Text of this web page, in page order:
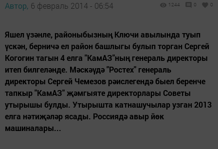
Автор, 6 февраль 2014 - 06:54 1244 0 0
Яшел үзәнле, районыбызның Ключи авылында туып
үскән, берничә ел район башлыгы булып торган Сергей
Когогин тагын 4 елга "КамАЗ"ның генераль директоры
итеп билгеләнде. Мәскәүдә "Ростех" генераль
директоры Сергей Чемезов рәислегендә быел беренче
тапкыр "КамАЗ" җәмгыяте директорлары Советы
утырышы булды. Утырышта катнашучылар узган 2013
елга нәтиҗәләр ясады. Россиядә авыр йөк
машиналары...